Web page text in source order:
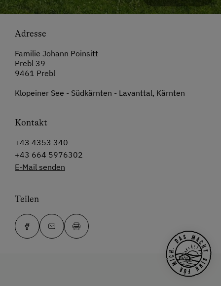
Adresse
Familie Johann Poinsitt
Prebl 39
9461 Prebl
Klopeiner See - Südkärnten - Lavanttal, Kärnten
Kontakt
+43 4353 340
+43 664 5976302
E-Mail senden
Teilen